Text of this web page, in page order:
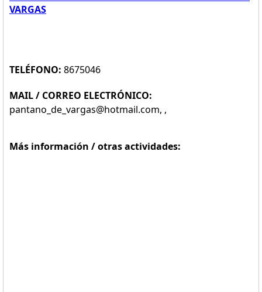
VARGAS
TELÉFONO: 8675046
MAIL / CORREO ELECTRÓNICO:
pantano_de_vargas@hotmail.com, ,
Más información / otras actividades: